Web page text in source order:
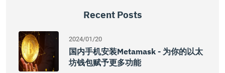
Recent Posts
2024/01/20
国内手机安装Metamask - 为你的以太
坊钱包赋予更多功能